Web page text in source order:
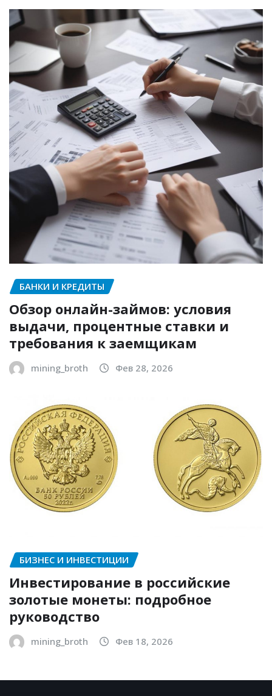
БАНКИ И КРЕДИТЫ
Обзор онлайн-займов: условия
выдачи, процентные ставки и
требования к заемщикам
mining_broth Фев 28, 2026
БИЗНЕС И ИНВЕСТИЦИИ
Инвестирование в российские
золотые монеты: подробное
руководство
mining_broth Фев 18, 2026